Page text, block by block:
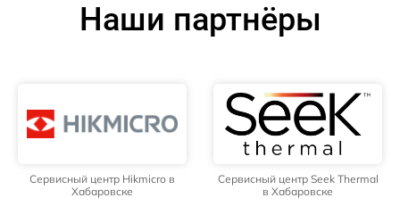
Наши партнёры
Сервисный центр Hikmicro в
Хабаровске
Сервисный центр Seek Thermal
в Хабаровске